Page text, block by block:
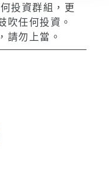
投資群組，更
吹任何投資。
請勿上當。